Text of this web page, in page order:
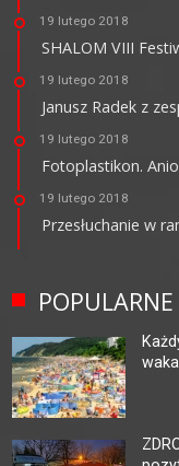
19 lutego 2018
SHALOM VIII
19 lutego 2018
Janusz Radek z
19 lutego 2018
Fotoplastikon.
19 lutego 2018
Przesłuchanie w